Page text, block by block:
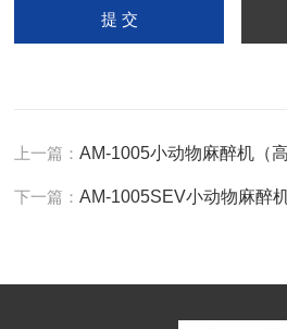
上一篇：AM-1005小动物麻醉机（高
下一篇：AM-1005SEV小动物麻醉